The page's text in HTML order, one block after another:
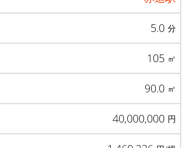
5.0 分
105 ㎡
90.0 ㎡
40,000,000 円